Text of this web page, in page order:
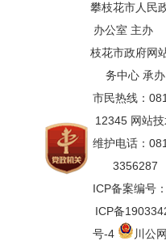
攀枝花市人民
办公室 主办
枝花市政府网
务中心 承办
市民热线：
12345 网站
维护电话：
3356287
ICP备案编号
ICP备
号-4
川公